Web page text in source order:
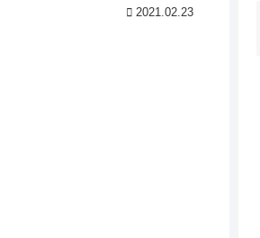
2021.02.23